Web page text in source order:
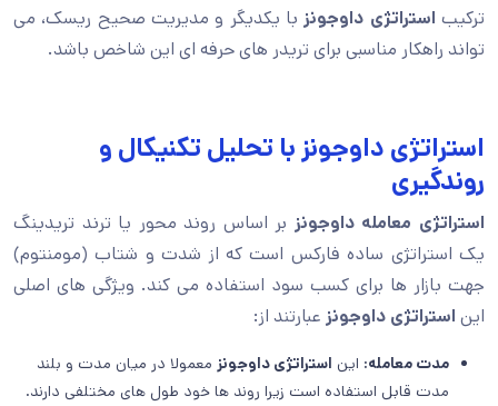
ترکیب استراتژی داوجونزبا یکدیگر و مدیریت صحیح ریسک، می
تواند راهکار مناسبی برای تریدر های حرفه ای این شاخص باشد.
استراتژی داوجونز با تحلیل تکنیکال و
روندگیری
استراتژی معامله داوجونز بر اساس روند محور یا ترند تریدینگ
یک استراتژی ساده فارکس است که از شدت و شتاب (مومنتوم)
جهت بازار ها برای کسب سود استفاده می کند. ویژگی های اصلی
این استراتژی داوجونز عبارتند از:
مدت معامله: این استراتژی داوجونز معمولا در میان مدت و بلند
مدت قابل استفاده است زیرا روند ها خود طول های مختلفی دارند.